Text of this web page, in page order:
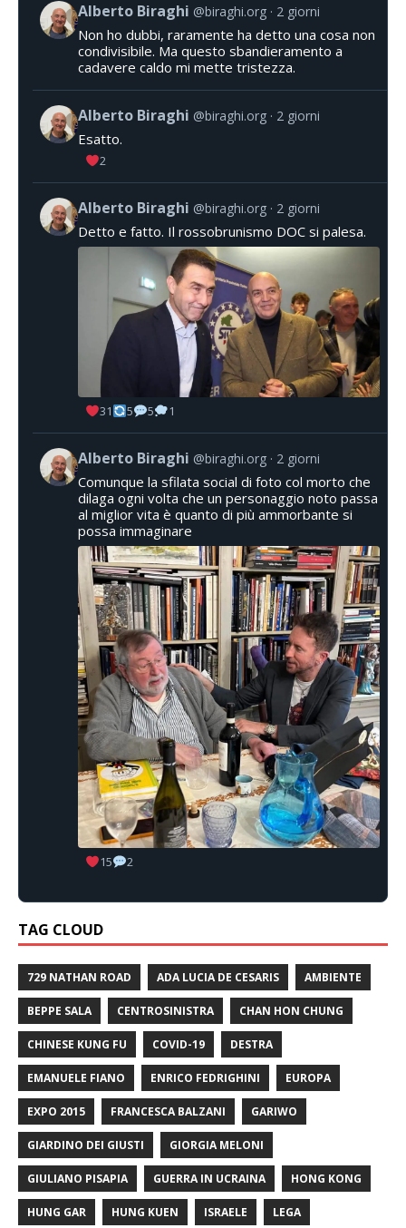
Alberto Biraghi @biraghi.org 2 giorni
Non ho dubbi, raramente ha detto una cosa non
condivisibile. Ma questo sbandieramento a
cadavere caldo mi mette tristezza.
Alberto Biraghi @biraghi.org 2 giorni
Esatto.
2
Alberto Biraghi @biraghi.org 2 giorni
Detto e fatto. Il rossobrunismo DOC si palesa.
31 5 5 1
Alberto Biraghi @biraghi.org 2 giorni
Comunque la sfilata social di foto col morto che
dilaga ogni volta che un personaggio noto passa
al miglior vita è quanto di più ammorbante si
possa immaginare
15 2
TAG CLOUD
729 NATHAN ROAD ADA LUCIA DE CESARIS AMBIENTE
BEPPE SALA CENTROSINISTRA CHAN HON CHUNG
CHINESE KUNG FU COVID-19 DESTRA
EMANUELE FIANO ENRICO FEDRIGHINI EUROPA
EXPO 2015 FRANCESCA BALZANI GARIWO
GIARDINO DEI GIUSTI GIORGIA MELONI
GIULIANO PISAPIA GUERRA IN UCRAINA HONG KONG
HUNG GAR HUNG KUEN ISRAELE LEGA